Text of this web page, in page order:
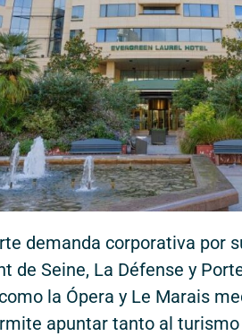
demanda corporativa por
de Seine, La Défense y
la Ópera y Le Marais
apuntar tanto al